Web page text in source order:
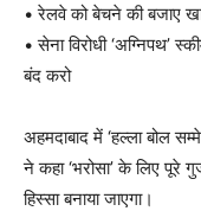
• रेलवे को बेचने की बजाए
• सेना विरोधी ‘अग्निपथ’
बंद करो
अहमदाबाद में ‘हल्ला बोल
ने कहा ‘भरोसा’ के लिए पूरे
हिस्सा बनाया जाएगा।